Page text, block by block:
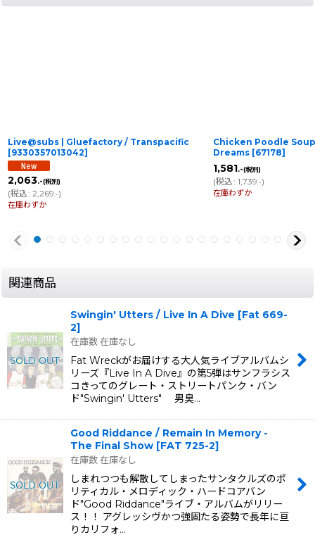
Live@subs | Gluefactory / Transpacific
[9330357013042]
2,063.-(税別)
(税込: 2,269 .-)
在庫わずか
Chicken Poodle
Dreams [67178]
1,581.-(税別)
(税込: 1,739 .-)
在庫わずか
関連商品
Swingin' Utters / Live In A Dive [Fat 669-
2]
在庫数 在庫なし
Fat Wreckがお届けする大人気ライブアルバムシ
リーズ『Live In A Dive』の第5弾はサンフラシス
コきってのグレート・ストリートパンク・バン
ド"Swingin' Utters" 男臭…
Good Riddance / Remain In Memory -
The Final Show [FAT 725-2]
在庫数 在庫なし
しまれつつも解散してしまったサンタクルズのポ
リティカル・メロディック・ハードコアバン
ド"Good Riddance"ライブ・アルバムがリリー
ス！！ アグレッシヴかつ強固たる姿勢で長年に亘
りカリフォ…